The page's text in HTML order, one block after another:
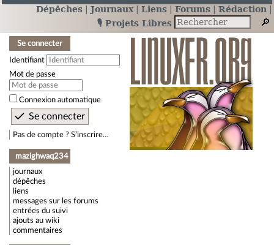
Dépêches Journaux Liens Forums
Rédaction
🎙️ Projets Libres
Se connecter
Identifiant
Mot de passe
Connexion automatique
Pas de compte ? S’inscrire…
mazighwaq234
journaux
dépêches
liens
messages sur les forums
entrées du suivi
ajouts au wiki
commentaires